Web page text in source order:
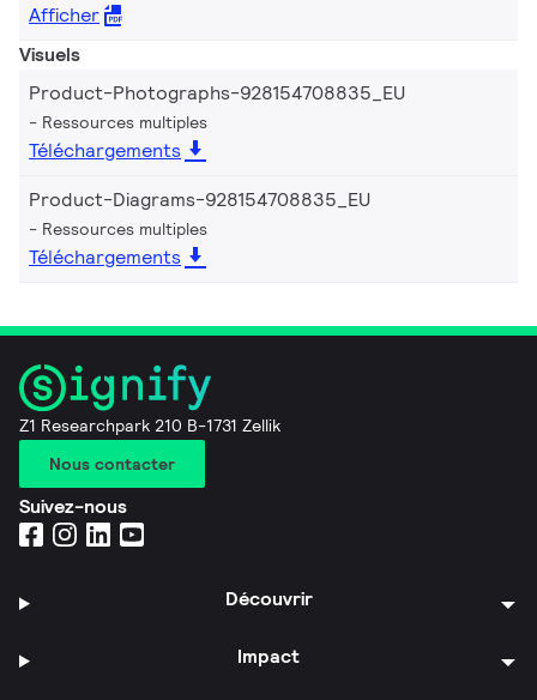
Afficher
Visuels
Product-Photographs-928154708835_EU
Ressources multiples
Téléchargements
Product-Diagrams-928154708835_EU
Ressources multiples
Téléchargements
Z1 Researchpark 210 B-1731 Zellik
Nous contacter
Suivez-nous
Découvrir
Impact